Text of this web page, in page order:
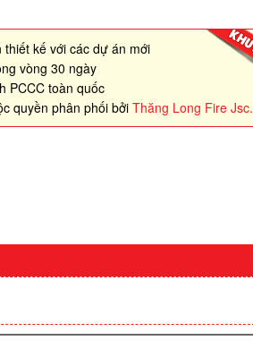
kế với các dự án mới
vòng 30 ngày
PCCC toàn quốc
quyền phân phối bởi Thăng Long Fire Jsc.